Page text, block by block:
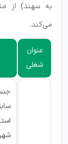
به سهند) از
می‌کند.
عنوان
شغلی